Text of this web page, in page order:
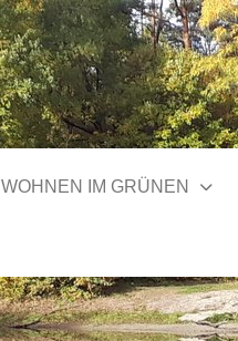
WOHNEN IM GRÜNEN